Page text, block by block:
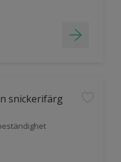
snickerifärg